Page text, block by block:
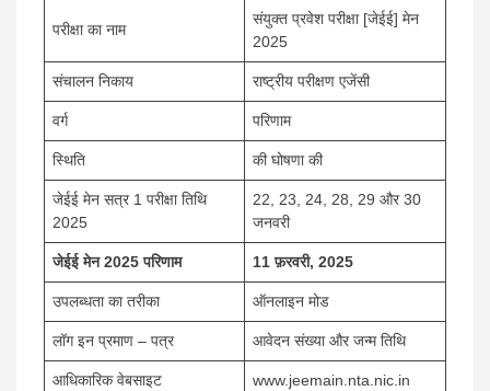
परीक्षा का नाम
संयुक्त प्रवेश परीक्षा [जेईई] मेन
2025
संचालन निकाय राष्ट्रीय परीक्षण एजेंसी
वर्ग परिणाम
स्थिति की घोषणा की
जेईई मेन सत्र 1 परीक्षा तिथि
2025
22, 23, 24, 28, 29 और 30
जनवरी
जेईई मेन 2025 परिणाम 11 फ़रवरी, 2025
उपलब्धता का तरीका ऑनलाइन मोड
लॉग इन प्रमाण – पत्र आवेदन संख्या और जन्म तिथि
आधिकारिक वेबसाइट www.jeemain.nta.nic.in